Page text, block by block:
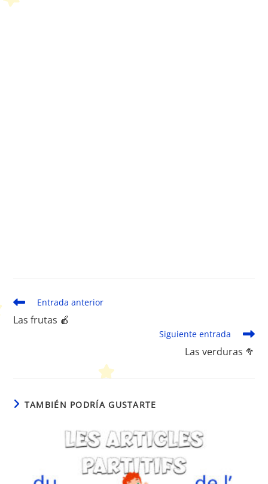
Leer
artículos
Entrada anterior
Las frutas 🍎
Siguiente entrada
Las verduras 🥦
TAMBIÉN PODRÍA GUSTARTE